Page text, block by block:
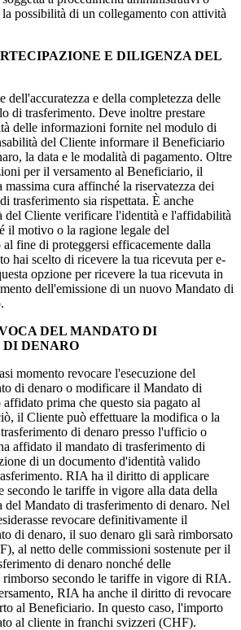
la possibilità di un collegamento con attività
E DILIGENZA DEL
dell'accuratezza e della completezza delle
di trasferimento. Deve inoltre prestare
delle informazioni fornite nel modulo di
del Cliente informare il Beneficiario
la data e le modalità di pagamento. Oltre
per il versamento al Beneficiario, il
massima cura affinché la riservatezza dei
trasferimento sia rispettata. È anche
del Cliente verificare l'identità e l'affidabilità
il motivo o la ragione legale del
fine di proteggersi efficacemente dalla
hai scelto di ricevere la tua ricevuta per e-
opzione per ricevere la tua ricevuta in
dell'emissione di un nuovo Mandato di
DEL MANDATO DI
DENARO
momento revocare l'esecuzione del
di denaro o modificare il Mandato di
prima che questo sia pagato al
il Cliente può effettuare la modifica o la
di denaro presso l'ufficio o
affidato il mandato di trasferimento di
di un documento d'identità valido
RIA ha il diritto di applicare
secondo le tariffe in vigore alla data della
del Mandato di trasferimento di denaro. Nel
revocare definitivamente il
di denaro, il suo denaro gli sarà rimborsato
al netto delle commissioni sostenute per il
di denaro nonché delle
secondo le tariffe in vigore di RIA.
RIA ha anche il diritto di revocare
al Beneficiario. In questo caso, l'importo
al cliente in franchi svizzeri (CHF).